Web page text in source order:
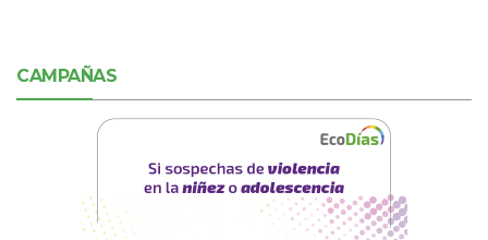
CAMPAÑAS